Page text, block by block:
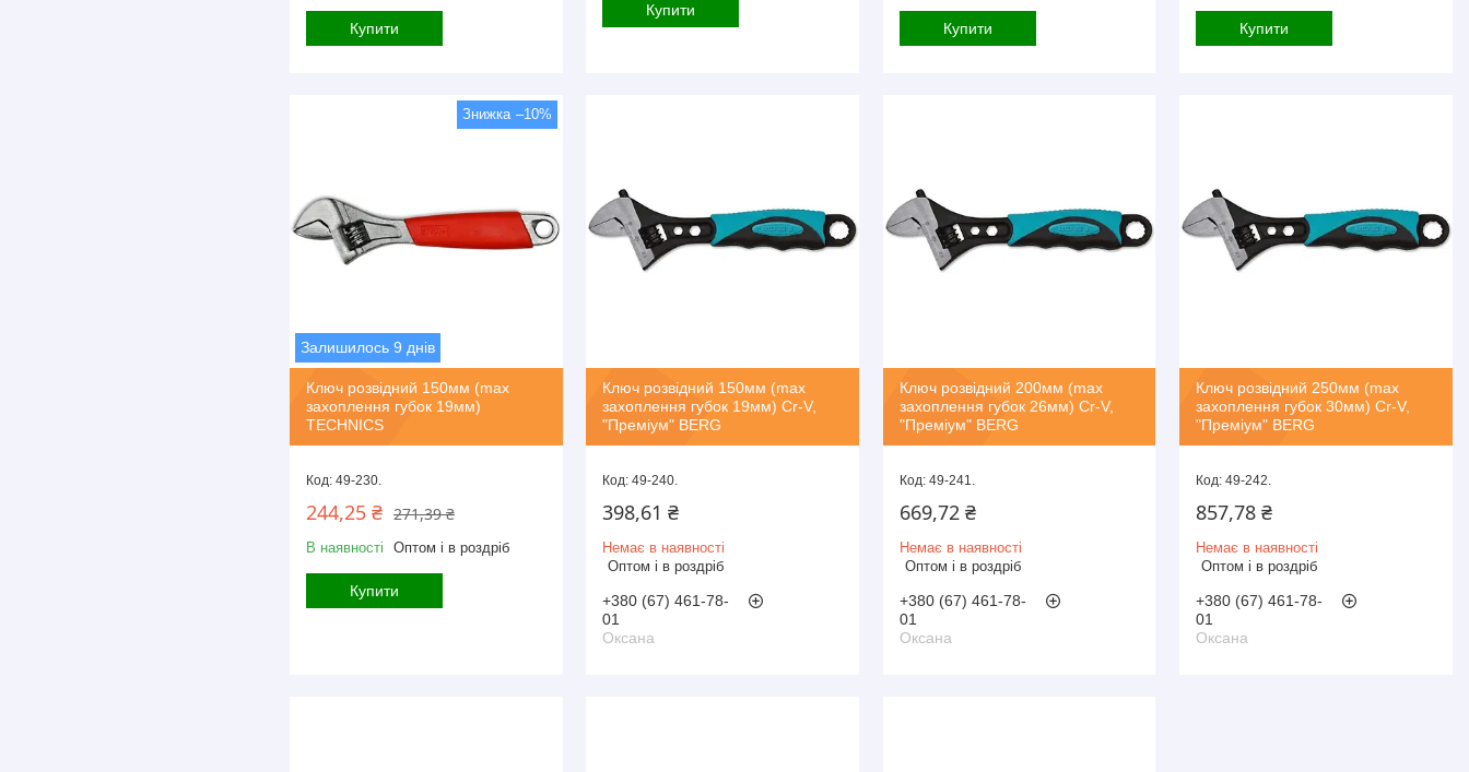
Купити
Купити
Купити Купити
–10%
Залишилось 9 днів
Ключ розвідний 150мм (max
захоплення губок 19мм)
TECHNICS
49-230.
271,39 ₴
244,25 ₴
В наявності Оптом і в роздріб
Купити
Ключ розвідний 150мм (max
захоплення губок 19мм) Cr-V,
"Преміум" BERG
49-240.
398,61 ₴
Немає в наявності
Оптом і в роздріб
+380 (67) 461-78-
01
Оксана
Ключ розвідний 200мм (max
захоплення губок 26мм) Cr-V,
"Преміум" BERG
49-241.
669,72 ₴
Немає в наявності
Оптом і в роздріб
+380 (67) 461-78-
01
Оксана
Ключ розвідний 250мм (max
захоплення губок 30мм) Cr-V,
"Преміум" BERG
49-242.
857,78 ₴
Немає в наявності
Оптом і в роздріб
+380 (67) 461-78-
01
Оксана